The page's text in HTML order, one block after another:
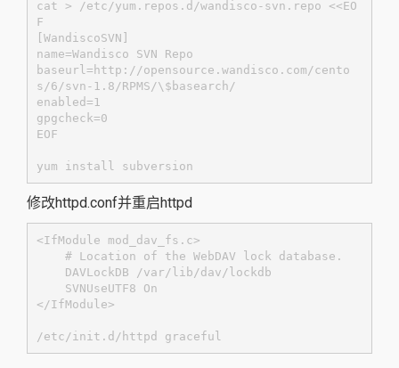
cat > /etc/yum.repos.d/wandisco-svn.repo <<EO
F
[WandiscoSVN]
name=Wandisco SVN Repo
baseurl=http://opensource.wandisco.com/cento
s/6/svn-1.8/RPMS/\$basearch/
enabled=1
gpgcheck=0
EOF
yum install subversion
修改httpd.conf并重启httpd
<IfModule mod_dav_fs.c>
</IfModule>
/etc/init.d/httpd graceful